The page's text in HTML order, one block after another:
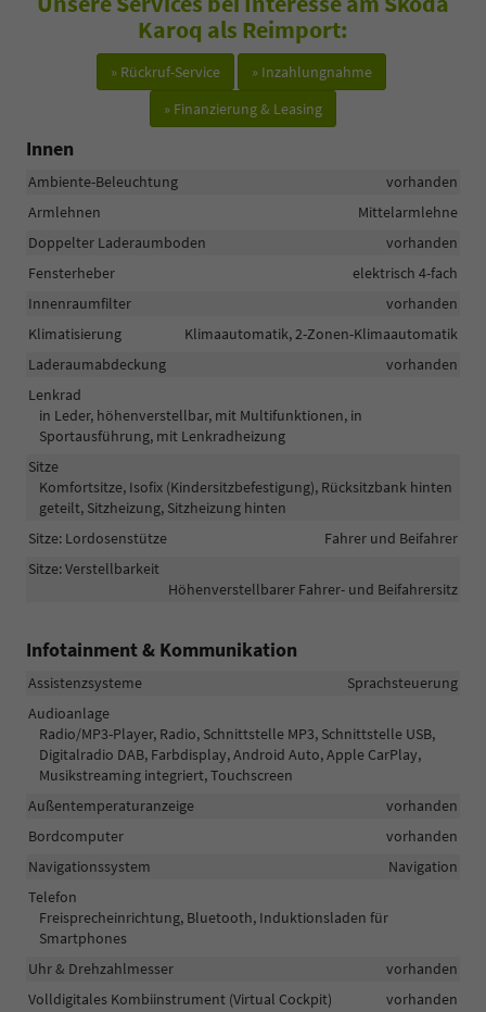
Karoq als Reimport:
» Rückruf-Service
» Inzahlungnahme
» Finanzierung & Leasing
Innen
Ambiente-Beleuchtung
vorhanden
Armlehnen
Mittelarmlehne
Doppelter Laderaumboden
vorhanden
Fensterheber
elektrisch 4-fach
Innenraumfilter
vorhanden
Klimatisierung
Klimaautomatik, 2-Zonen-Klimaautomatik
Laderaumabdeckung
vorhanden
Lenkrad
in Leder, höhenverstellbar, mit Multifunktionen, in
Sportausführung, mit Lenkradheizung
Sitze
Komfortsitze, Isofix (Kindersitzbefestigung), Rücksitzbank hinten
geteilt, Sitzheizung, Sitzheizung hinten
Sitze: Lordosenstütze
Fahrer und Beifahrer
Sitze: Verstellbarkeit
Höhenverstellbarer Fahrer- und Beifahrersitz
Infotainment & Kommunikation
Assistenzsysteme
Sprachsteuerung
Audioanlage
Radio/MP3-Player, Radio, Schnittstelle MP3, Schnittstelle USB,
Digitalradio DAB, Farbdisplay, Android Auto, Apple CarPlay,
Musikstreaming integriert, Touchscreen
Außentemperaturanzeige
vorhanden
Bordcomputer
vorhanden
Navigationssystem
Navigation
Telefon
Freisprecheinrichtung, Bluetooth, Induktionsladen für
Smartphones
Uhr & Drehzahlmesser
vorhanden
Volldigitales Kombiinstrument (Virtual Cockpit)
vorhanden